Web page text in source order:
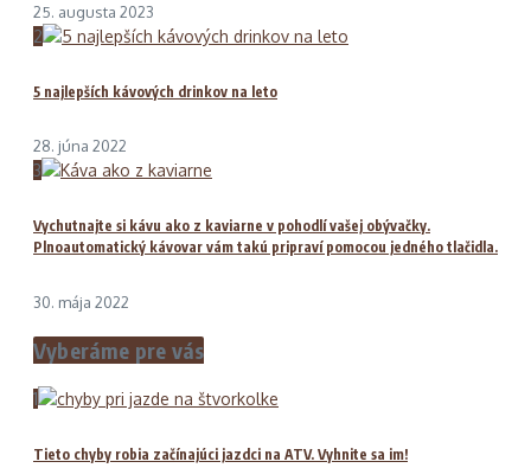
25. augusta 2023
2
5 najlepších kávových drinkov na leto
28. júna 2022
3
Vychutnajte si kávu ako z kaviarne v pohodlí vašej obývačky.
Plnoautomatický kávovar vám takú pripraví pomocou jedného tlačidla.
30. mája 2022
Vyberáme pre vás
1
Tieto chyby robia začínajúci jazdci na ATV. Vyhnite sa im!